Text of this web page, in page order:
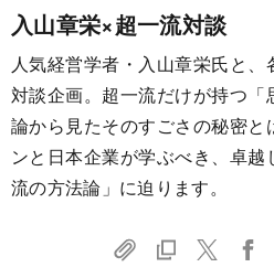
入山章栄×超一流対談
人気経営学者・入山章栄氏と
対談企画。超一流だけが持つ
論から見たそのすごさの秘密と
ンと日本企業が学ぶべき、卓
流の方法論」に迫ります。